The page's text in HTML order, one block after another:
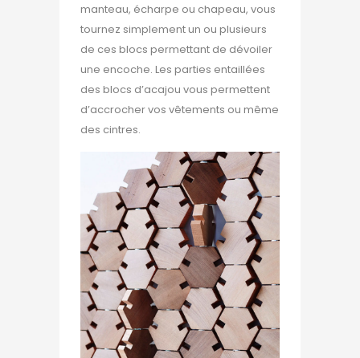
manteau, écharpe ou chapeau, vous
tournez simplement un ou plusieurs
de ces blocs permettant de dévoiler
une encoche. Les parties entaillées
des blocs d’acajou vous permettent
d’accrocher vos vêtements ou même
des cintres.